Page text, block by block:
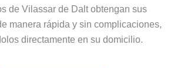
de Vilassar de Dalt obtengan sus
manera rápida y sin complicaciones,
directamente en su domicilio.